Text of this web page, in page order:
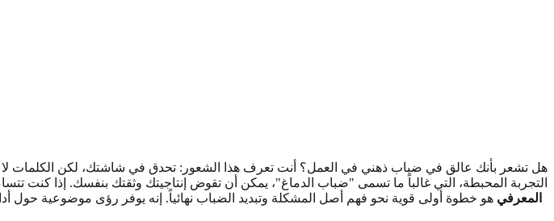
هل تشعر بأنك عالق في ضباب ذهني في العمل؟ أنت تعرف هذا الشعور: تحدق في شاشتك، لكن الكلمات لا
التجربة المحبطة، التي غالباً ما تسمى "ضباب الدماغ"، يمكن أن تقوض إنتاجيتك وثقتك بنفسك. إذا كنت
المعرفي هو خطوة أولى قوية نحو فهم أصل المشكلة وتبديد الضباب نهائياً. إنه يوفر رؤى موضوعية حول